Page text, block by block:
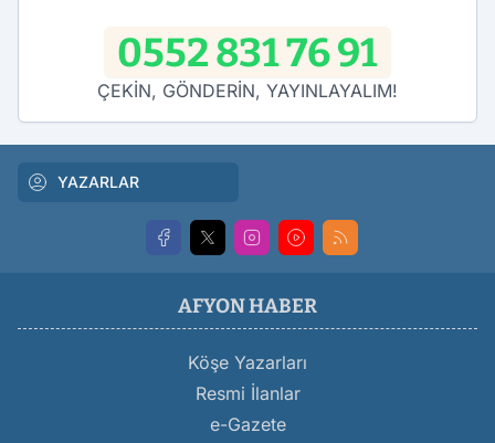
0552 831 76 91
ÇEKİN, GÖNDERİN, YAYINLAYALIM!
YAZARLAR
AFYON HABER
Köşe Yazarları
Resmi İlanlar
e-Gazete